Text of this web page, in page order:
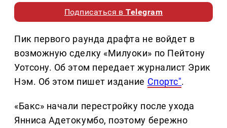
Подписаться вTelegram
Пик первого раунда драфта не войдет в
возможную сделку «Милуоки» по Пейтону
Уотсону. Об этом передает журналист Эрик
Нэм. Об этом пишет издание Спортс".
«Бакс» начали перестройку после ухода
Янниса Адетокумбо, поэтому бережно